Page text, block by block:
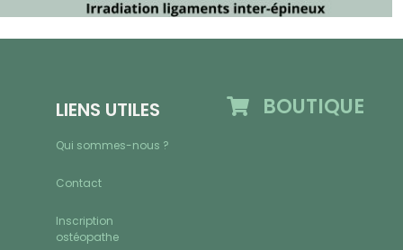
LIENS UTILES
Qui sommes-nous ?
Contact
Inscription
ostéopathe
BOUTIQUE